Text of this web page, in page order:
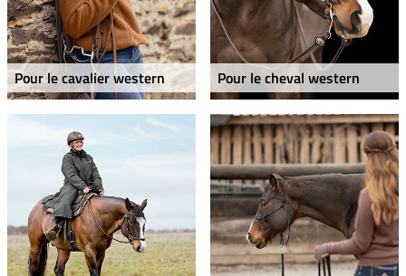
Pour le cavalier western Pour le cheval western